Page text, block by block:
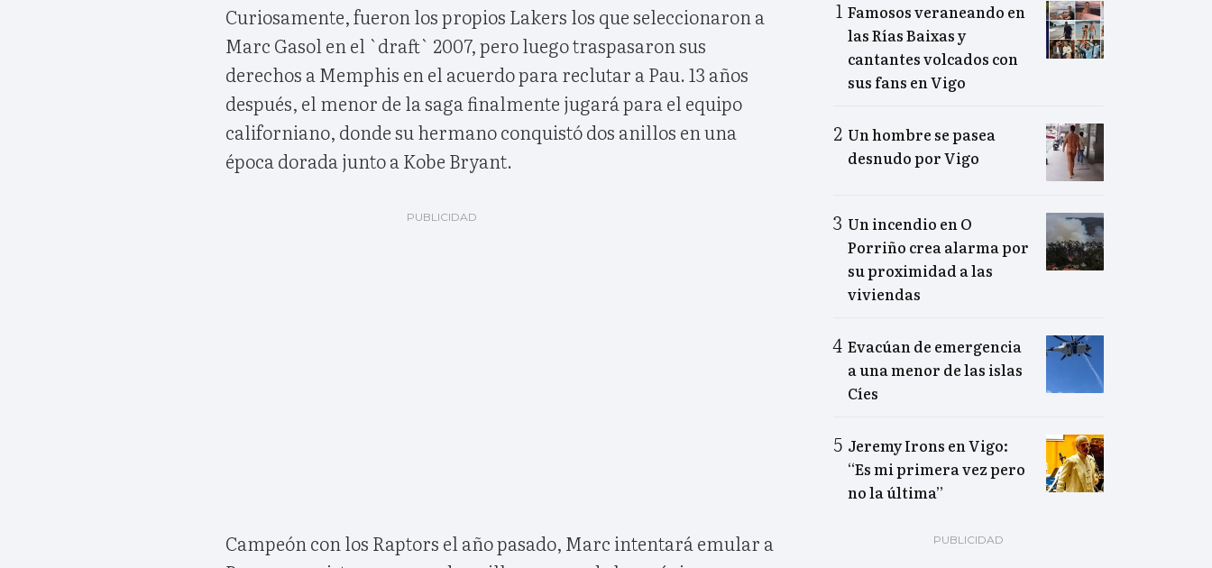
Curiosamente, fueron los propios Lakers los que seleccionaron a
Marc Gasol en el `draft` 2007, pero luego traspasaron sus
derechos a Memphis en el acuerdo para reclutar a Pau. 13 años
después, el menor de la saga finalmente jugará para el equipo
californiano, donde su hermano conquistó dos anillos en una
época dorada junto a Kobe Bryant.
Campeón con los Raptors el año pasado, Marc intentará emular a
Famosos veraneando en
las Rías Baixas y
cantantes volcados con
sus fans en Vigo
Un hombre se pasea
desnudo por Vigo
Un incendio en O
Porriño crea alarma por
su proximidad a las
viviendas
Evacúan de emergencia
a una menor de las islas
Cíes
Jeremy Irons en Vigo:
“Es mi primera vez pero
no la última”